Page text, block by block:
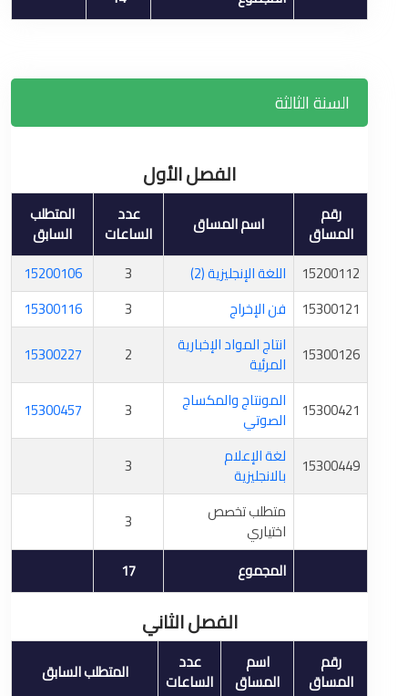
السنة الثالثة
الفصل الأول
رقم
المساق اسم المساق عدد
الساعات
المتطلب
السابق
15200112
اللغة الإنجليزية (2) 3
15200106
15300121
فن الإخراج 3
15300116
15300126
انتاج المواد الإخبارية
المرئية 2
15300227
15300421 المونتاج والمكساج
الصوتي 3
15300457
15300449 لغة الإعلام
بالانجليزية
3
متطلب تخصص
اختياري
3
المجموع
17
الفصل الثاني
رقم
المساق
اسم
المساق
عدد
الساعات المتطلب السابق